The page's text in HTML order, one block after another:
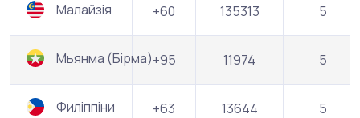
Малайзія +60 135313 5
Мьянма (Бірма)+95 11974 5
Филіппіни +63 13644 5